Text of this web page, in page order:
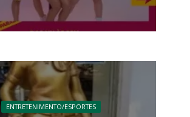
ENTRETENIMENTO/ESPORTES